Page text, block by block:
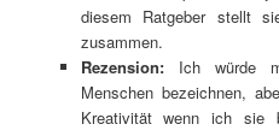
diesem Ratgeber stellt
zusammen.
Rezension: Ich würde
Menschen bezeichnen,
Kreativität wenn ich sie